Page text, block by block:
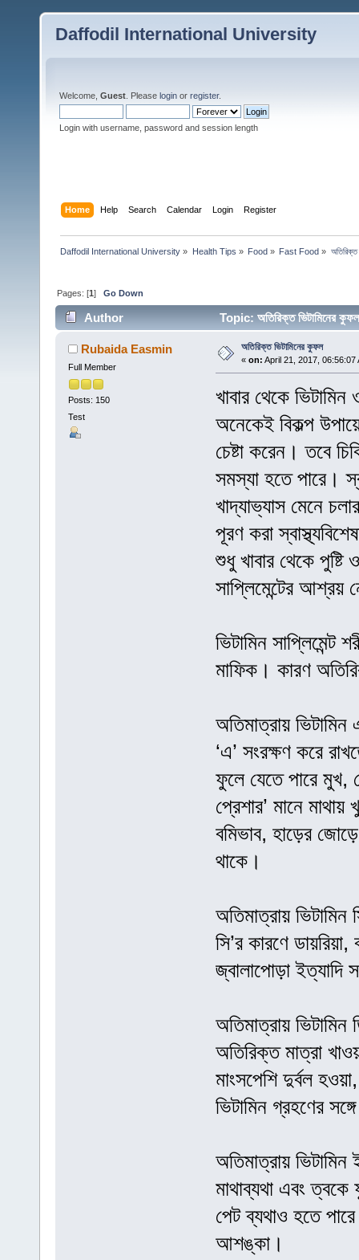
Daffodil International University
Welcome, Guest . Please login or register.
Login with username, password and session length
Home Help Search Calendar Login Register
Daffodil International University » Health Tips » Food» Fast Food » অতিরিক্ত
Pages: [1]Go Down
Author Topic: অতিরিক্ত ভিটামিনের
Rubaida Easmin
Full Member
Posts: 150
Test
অতিরিক্ত ভিটামিনের কুফল
« on: April 21, 2017, 06:56:07
খাবার থেকে
অনেকেই বিকল্প
চেষ্টা করেন। তবে
সমস্যা হতে পারে।
খাদ্যাভ্যাস মেনে
পূরণ করা
শুধু খাবার থেকে পুষ্টি
সাপ্লিমেন্টের আশ্রয়
ভিটামিন
মাফিক। কারণ
অতিমাত্রায়
‘এ’ সংরক্ষণ করে
ফুলে যেতে পারে মুখ,
প্রেশার’ মানে
বমিভাব, হাড়ের
থাকে।
অতিমাত্রায়
সি’র কারণে
জ্বালাপোড়া ইত্যাদি
অতিমাত্রায় ভিটামিন
অতিরিক্ত মাত্রা
মাংসপেশি দুর্বল
ভিটামিন গ্রহণের
অতিমাত্রায়
মাথাব্যথা এবং
পেট ব্যথাও হতে
আশঙ্কা।